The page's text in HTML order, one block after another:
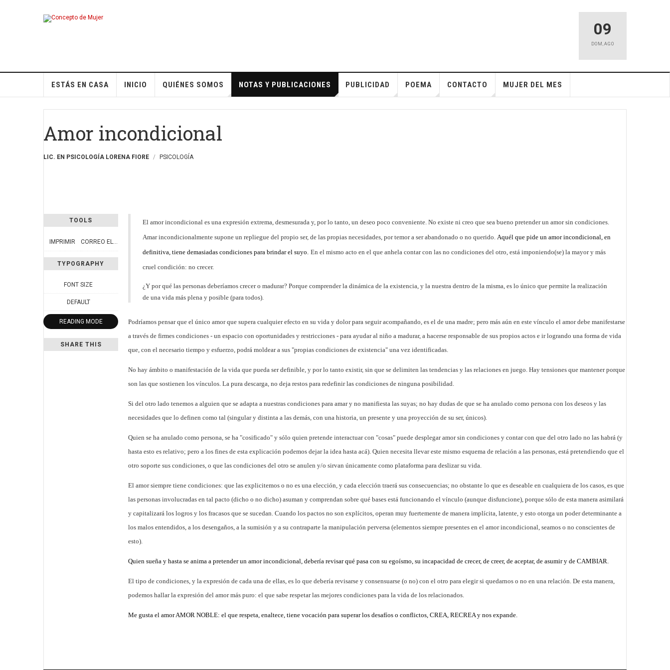
09
DOM , AGO
ESTÁS EN CASA INICIO QUIÉNES SOMOS NOTAS Y PUBLICACIONES PUBLICIDAD POEMA CONTACTO MUJER DEL MES
Amor incondicional
LIC. EN PSICOLOGÍA LORENA FIORE PSICOLOGÍA
TOOLS
IMPRIMIR CORREO ELECTRÓNICO
TYPOGRAPHY
FONT SIZE
DEFAULT
READING MODE
SHARE THIS
El amor incondicional es una expresión extrema, desmesurada y, por lo tanto, un deseo poco conveniente. No existe ni creo que sea bueno pretender un amor sin condiciones.
Amar incondicionalmente supone un repliegue del propio ser, de las propias necesidades, por temor a ser abandonado o no querido. Aquél que pide un amor incondicional, en
definitiva, tiene demasiadas condiciones para brindar el suyo. En el mismo acto en el que anhela contar con las no condiciones del otro, está imponiendo(se) la mayor y más
cruel condición: no crecer.
¿Y por qué las personas deberíamos crecer o madurar? Porque comprender la dinámica de la existencia, y la nuestra dentro de la misma, es lo único que permite la realización
de una vida más plena y posible (para todos).
Podríamos pensar que el único amor que supera cualquier efecto en su vida y dolor para seguir acompañando, es el de una madre; pero más aún en este vínculo el amor debe manifestarse
a través de firmes condiciones - un espacio con oportunidades y restricciones - para ayudar al niño a madurar, a hacerse responsable de sus propios actos e ir logrando una forma de vida
que, con el necesario tiempo y esfuerzo, podrá moldear a sus "propias condiciones de existencia" una vez identificadas.
No hay ámbito o manifestación de la vida que pueda ser definible, y por lo tanto existir, sin que se delimiten las tendencias y las relaciones en juego. Hay tensiones que mantener porque
son las que sostienen los vínculos. La pura descarga, no deja restos para redefinir las condiciones de ninguna posibilidad.
Si del otro lado tenemos a alguien que se adapta a nuestras condiciones para amar y no manifiesta las suyas; no hay dudas de que se ha anulado como persona con los deseos y las
necesidades que lo definen como tal (singular y distinta a las demás, con una historia, un presente y una proyección de su ser, únicos).
Quien se ha anulado como persona, se ha "cosificado" y sólo quien pretende interactuar con "cosas" puede desplegar amor sin condiciones y contar con que del otro lado no las habrá (y
hasta esto es relativo; pero a los fines de esta explicación podemos dejar la idea hasta acá). Quien necesita llevar este mismo esquema de relación a las personas, está pretendiendo que el
otro soporte sus condiciones, o que las condiciones del otro se anulen y/o sirvan únicamente como plataforma para deslizar su vida.
El amor siempre tiene condiciones: que las explicitemos o no es una elección, y cada elección traerá sus consecuencias; no obstante lo que es deseable en cualquiera de los casos, es que
las personas involucradas en tal pacto (dicho o no dicho) asuman y comprendan sobre qué bases está funcionando el vínculo (aunque disfuncione), porque sólo de esta manera asimilará
y capitalizará los logros y los fracasos que se sucedan. Cuando los pactos no son explícitos, operan muy fuertemente de manera implícita, latente, y esto otorga un poder determinante a
los malos entendidos, a los desengaños, a la sumisión y a su contraparte la manipulación perversa (elementos siempre presentes en el amor incondicional, seamos o no conscientes de
esto).
Quien sueña y hasta se anima a pretender un amor incondicional, debería revisar qué pasa con su egoísmo, su incapacidad de crecer, de creer, de aceptar, de asumir y de CAMBIAR.
El tipo de condiciones, y la expresión de cada una de ellas, es lo que debería revisarse y consensuarse (o no) con el otro para elegir si quedarnos o no en una relación. De esta manera,
podemos hallar la expresión del amor más puro: el que sabe respetar las mejores condiciones para la vida de los relacionados.
Me gusta el amor AMOR NOBLE: el que respeta, enaltece, tiene vocación para superar los desafíos o conflictos, CREA, RECREA y nos expande.